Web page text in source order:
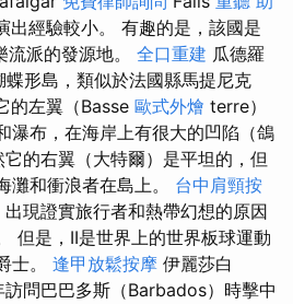
出經驗較小。 有趣的是，該國是
派的發源地。 全口重建 瓜德羅
形島，類似於法國縣馬提尼克
的左翼（Basse 歐式外燴 terre）
瀑布，在海岸上有很大的凹陷（鴿
它的右翼（大特爾）是平坦的，但
灘和衝浪者在島上。 台中肩頸按
出現證實旅行者和熱帶幻想的原因
但是，II是世界上的世界板球運動
士。 逢甲放鬆按摩 伊麗莎白
訪問巴巴多斯（Barbados）時擊中